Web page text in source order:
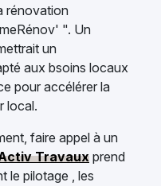
rénovation
". Un
un
aux bsoins locaux
pour accélérer la
local.
faire appel à un
Travaux prend
le pilotage , les